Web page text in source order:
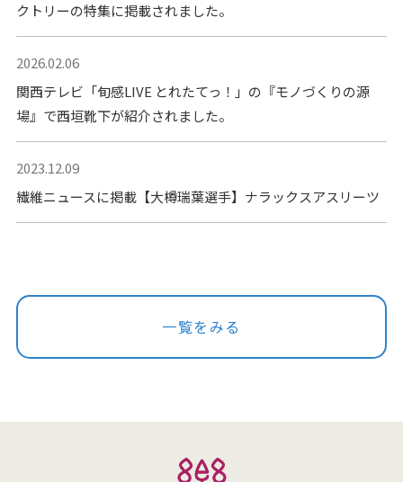
クトリーの特集に掲載されました。
2026.02.06
関西テレビ「旬感LIVE とれたてっ！」の『モノづくりの源
場』で西垣靴下が紹介されました。
2023.12.09
繊維ニュースに掲載【大樽瑞葉選手】ナラックスアスリーツ
一覧をみる